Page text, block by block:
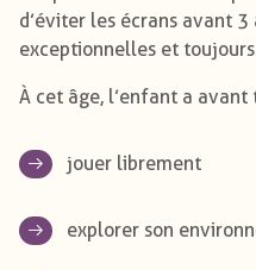
d’éviter les écrans avant
exceptionnelles et
À cet âge, l’enfant a avant
jouer librement
explorer son